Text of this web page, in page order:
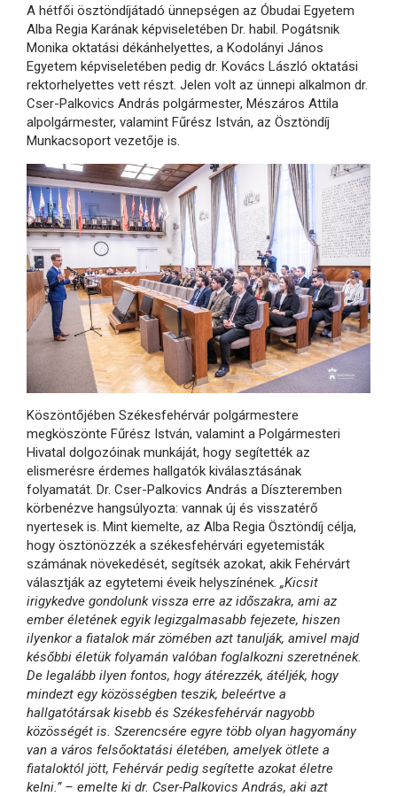
A hétfői ösztöndíjátadó ünnepségen az Óbudai Egyetem
Alba Regia Karának képviseletében Dr. habil. Pogátsnik
Monika oktatási dékánhelyettes, a Kodolányi János
Egyetem képviseletében pedig dr. Kovács László oktatási
rektorhelyettes vett részt. Jelen volt az ünnepi alkalmon dr.
Cser-Palkovics András polgármester, Mészáros Attila
alpolgármester, valamint Fűrész István, az Ösztöndíj
Munkacsoport vezetője is.
Köszöntőjében Székesfehérvár polgármestere
megköszönte Fűrész István, valamint a Polgármesteri
Hivatal dolgozóinak munkáját, hogy segítették az
elismerésre érdemes hallgatók kiválasztásának
folyamatát. Dr. Cser-Palkovics András a Díszteremben
körbenézve hangsúlyozta: vannak új és visszatérő
nyertesek is. Mint kiemelte, az Alba Regia Ösztöndíj célja,
hogy ösztönözzék a székesfehérvári egyetemisták
számának növekedését, segítsék azokat, akik Fehérvárt
választják az egytetemi éveik helyszínének. „Kicsit
irigykedve gondolunk vissza erre az időszakra, ami az
ember életének egyik legizgalmasabb fejezete, hiszen
ilyenkor a fiatalok már zömében azt tanulják, amivel majd
későbbi életük folyamán valóban foglalkozni szeretnének.
De legalább ilyen fontos, hogy átérezzék, átéljék, hogy
mindezt egy közösségben teszik, beleértve a
hallgatótársak kisebb és Székesfehérvár nagyobb
közösségét is. Szerencsére egyre több olyan hagyomány
van a város felsőoktatási életében, amelyek ötlete a
fiataloktól jött, Fehérvár pedig segítette azokat életre
kelni.” – emelte ki dr. Cser-Palkovics András, aki azt